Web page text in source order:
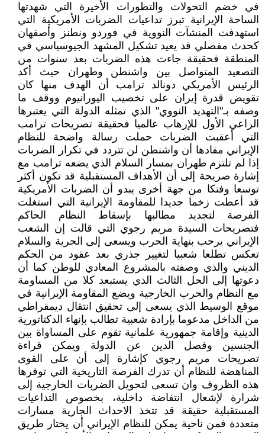
في خضم التحولات والتطورات الأخيرة التي شهدتها
الساحة الإيرانية تبرز تداعيات الضربات الأمريكية التي
استهدفت المنشآت النووية في فوردو ونطنز وأصفهان
كحدث مفصلي قد يعيد تشكيل المشهد الجيوسياسي في
المنطقة فحقيقة جاءت هذه الضربات بعد سنوات من
التصعيد المتواصل بين واشنطن وطهران حيث أكد
الرئيس الأمريكي دونالد ترامب أن الهدف منها كان
تقويض قدرة إيران على تخصيب اليورانيوم ووقف ما
وصفه بـ"التهديد النووي" الذي تمثله الدولة التي يعتبرها
الراعي الأول للإرهاب عالميا فحقيقة تصريحات ترامب
التي أعقبت الضربات حملت رسالة واضحة للنظام
الإيراني مفادها أن واشنطن لن تتردد في تكرار الضربات
إذا لم تلتزم طهران بمسار السلام الذي يضعه ترامب مع
إشارة صريحة إلى أن الأهداف المستقبلية قد تكون أكثر
توسعا وفتكا من جهة أخرى يبدو أن الضربات الأمريكية
قد أعطت زخما جديدا للمقاومة الإيرانية التي استغلت
الفرصة لتجديد مطالبها بإسقاط النظام الحاكم
فتصريحات السيدة مريم رجوي التي قالت إن الشعب
الإيراني يرحب بنهاية الحرب ويسعى إلى الحرية والسلام
تعكس تطلعا شعبيا لتغيير جذري بعد عقود من الحكم
الديني والذي وصفته بالمشروع المعادي للوطن كما أن
دعوتها إلى الحل الثالث الذي يستبعد كلا من المساومة
مع النظام والحرب الخارجية ويضع المقاومة الإيرانية في
موقع الوسيط الذي يسعى إلى تحقيق انتقال ديمقراطي
من الداخل مدعوما بإرادة شعبية تطالب بإنهاء الدكتاتورية
الدينية وإقامة جمهورية علمانية تقوم على المساواة بين
الجنسين وفصل الدين عن الدولة ويمكن قراءة
تصريحات مريم رجوي كإشارة إلى أن على القوى
المناهضة للنظام أن تدرك الفرصة التاريخية التي توفرها
هذه الظروف وان تسعى لتحويل الضربات الخارجية إلى
شرارة لإشعال انتفاضة داخلية، بخصوص التداعيات
المستقبلية حقيقة قد تتخذ الاحداث الجارية مسارات
متعددة فمن ناحية يمكن للنظام الإيراني أن يختار طريق